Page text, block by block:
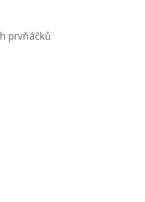
prvňáčků